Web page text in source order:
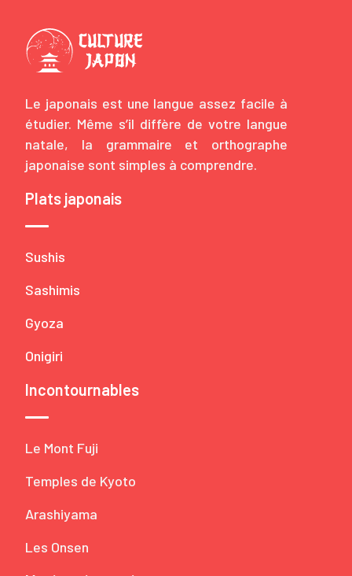
Le japonais est une langue assez facile à
étudier. Même s’il diffère de votre langue
natale, la grammaire et orthographe
japonaise sont simples à comprendre.
Plats japonais
Sushis
Sashimis
Gyoza
Onigiri
Incontournables
Le Mont Fuji
Temples de Kyoto
Arashiyama
Les Onsen